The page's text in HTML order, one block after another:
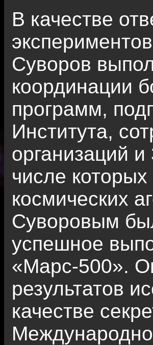
В качестве
Суворов
координации
программ,
Института,
организаций
числе
космических
Суворовым
успешное
«Марс-500».
результатов
качестве